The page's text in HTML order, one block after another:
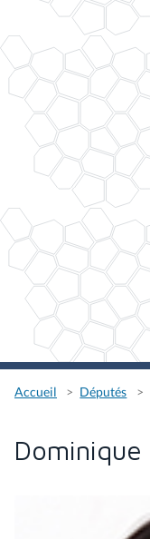
Accueil Députés
Dominique